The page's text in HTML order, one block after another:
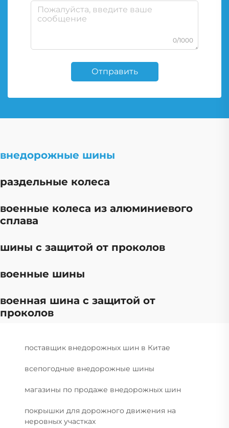
0/1000
Отправить
внедорожные шины
раздельные колеса
военные колеса из алюминиевого
сплава
шины с защитой от проколов
военные шины
военная шина с защитой от
проколов
поставщик внедорожных шин в Китае
всепогодные внедорожные шины
магазины по продаже внедорожных шин
покрышки для дорожного движения на
неровных участках